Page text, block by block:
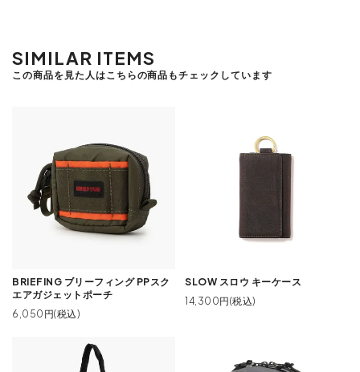
SIMILAR ITEMS
この商品を見た人はこちらの商品もチェックしています
BRIEFING ブリーフィング PPスク
エアガジェットポーチ
6,050円(税込)
SLOW スロウ キーケース
14,300円(税込)